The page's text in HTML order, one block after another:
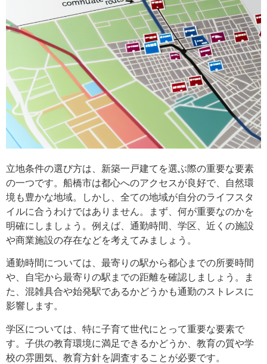
立地条件の選び方は、新築一戸建てを選ぶ際の重要な要素
の一つです。船橋市は都心へのアクセスが良好で、自然環
境も豊かな地域。しかし、全ての地域が自分のライフスタ
イルに合うわけではありません。まず、何が重要なのかを
明確にしましょう。例えば、通勤時間、学区、近くの施設
や商業施設の存在などを考えてみましょう。
通勤時間については、最寄りの駅から都心までの所要時間
や、自宅から最寄りの駅までの距離を確認しましょう。ま
た、混雑具合や始発駅であるかどうかも通勤のストレスに
影響します。
学区については、特に子育て世代にとって重要な要素で
す。子供の教育環境に満足できるかどうか、教育の質や学
校の雰囲気、教育方針を調査することが必要です。